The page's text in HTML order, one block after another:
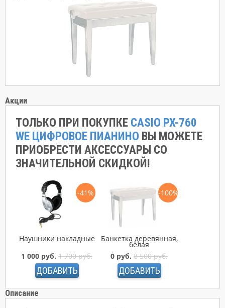
Акции
ТОЛЬКО ПРИ ПОКУПКЕ CASIO PX-760
WE ЦИФРОВОЕ ПИАНИНО ВЫ МОЖЕТЕ
ПРИОБРЕСТИ АКСЕССУАРЫ СО
ЗНАЧИТЕЛЬНОЙ СКИДКОЙ!
Наушники накладные
1 000 руб. 1 700 руб.
-41%
ДОБАВИТЬ
Банкетка деревянная,
белая
0 руб. 8 500 руб.
-100%
ДОБАВИТЬ
Описание